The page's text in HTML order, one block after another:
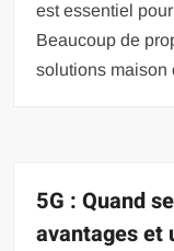
est essentiel
Beaucoup de
solutions maison
5G : Quand
avantages et